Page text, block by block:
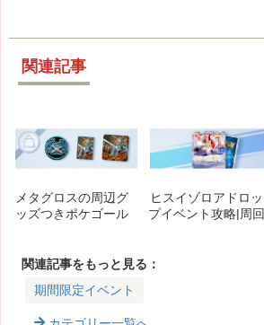
関連記事
メタグロスの周辺グ
ッズつきポケゴール
ールドセット
ヒスイゾロアドロッ
プイベント攻略|周回
関連記事をもっと見る：
期間限定イベント